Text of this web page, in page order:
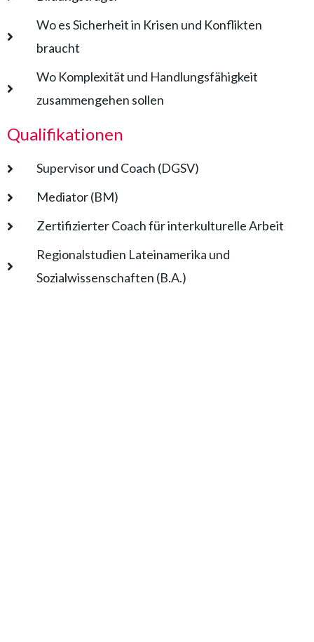
Wo es Sicherheit in Krisen und Konflikten
braucht
Wo Komplexität und Handlungsfähigkeit
zusammengehen sollen
Qualifikationen
Supervisor und Coach (DGSV)
Mediator (BM)
Zertifizierter Coach für interkulturelle Arbeit
Regionalstudien Lateinamerika und
Sozialwissenschaften (B.A.)